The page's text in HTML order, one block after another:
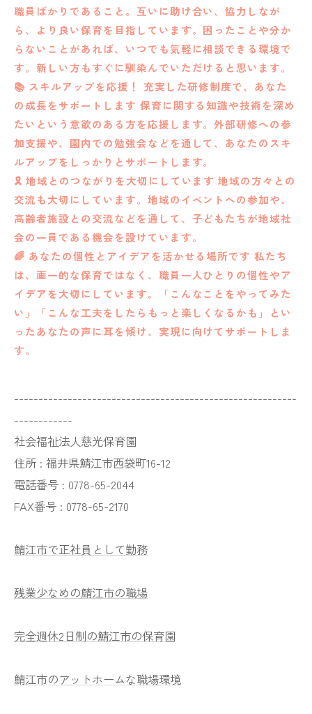
職員ばかりであること。互いに助け合い、協力しなが
ら、より良い保育を目指しています。困ったことや分か
らないことがあれば、いつでも気軽に相談できる環境で
す。新しい方もすぐに馴染んでいただけると思います。
📚 スキルアップを応援！ 充実した研修制度で、あなた
の成長をサポートします 保育に関する知識や技術を深め
たいという意欲のある方を応援します。外部研修への参
加支援や、園内での勉強会などを通して、あなたのスキ
ルアップをしっかりとサポートします。
🎗️ 地域とのつながりを大切にしています 地域の方々との
交流も大切にしています。地域のイベントへの参加や、
高齢者施設との交流などを通して、子どもたちが地域社
会の一員である機会を設けています。
🌈 あなたの個性とアイデアを活かせる場所です 私たち
は、画一的な保育ではなく、職員一人ひとりの個性やア
イデアを大切にしています。「こんなことをやってみた
い」「こんな工夫をしたらもっと楽しくなるかも」とい
ったあなたの声に耳を傾け、実現に向けてサポートしま
す。
----------------------------------------------------------
------------
社会福祉法人慈光保育園
住所 : 福井県鯖江市西袋町16-12
電話番号 : 0778-65-2044
FAX番号 : 0778-65-2170
鯖江市で正社員として勤務
残業少なめの鯖江市の職場
完全週休2日制の鯖江市の保育園
鯖江市のアットホームな職場環境